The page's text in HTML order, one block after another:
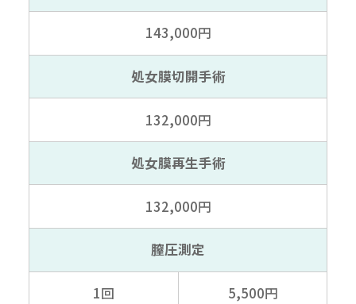
143,000円
処女膜切開手術
132,000円
処女膜再生手術
132,000円
膣圧測定
1回 5,500円